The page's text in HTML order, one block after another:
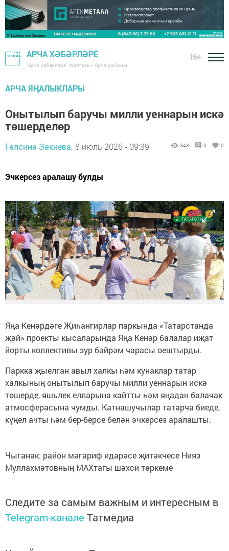
АРЧА ХӘБӘРЛӘРЕ
"Арча хәбәрләре" газетасы - Арча районы
16+
АРЧА ЯҢАЛЫКЛАРЫ
Онытылып баручы милли уеннарын искә
төшерделөр
Гөлсинә Зәкиева, 8 июль 2026 - 09:39 343 0 0
Эчкерсез аралашу булды
Яңа Кенәрдәге Җиһангирлар паркында «Татарстанда
җәй» проекты кысаларында Яңа Кенәр балалар иҗат
йорты коллективы зур бәйрәм чарасы оештырды.
Паркка җыелган авыл халкы һәм кунаклар татар
халкының онытылып баручы милли уеннарын искә
төшерде, яшьлек елларына кайтты һәм яңадан балачак
атмосферасына чумды. Катнашучылар татарча биеде,
күңел ачты һәм бер-берсе белән эчкерсез аралашты.
Чыганак: район мәгариф идарәсе җитәкчесе Нияз
Муллахмәтовның МАХтагы шәхси төркеме
Следите за самым важным и интересным в
Telegram-канале Татмедиа